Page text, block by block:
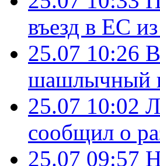
въезд в ЕС
25.07 10:26
шашлычный
25.07 10:02
сообщил о
25.07 09:57